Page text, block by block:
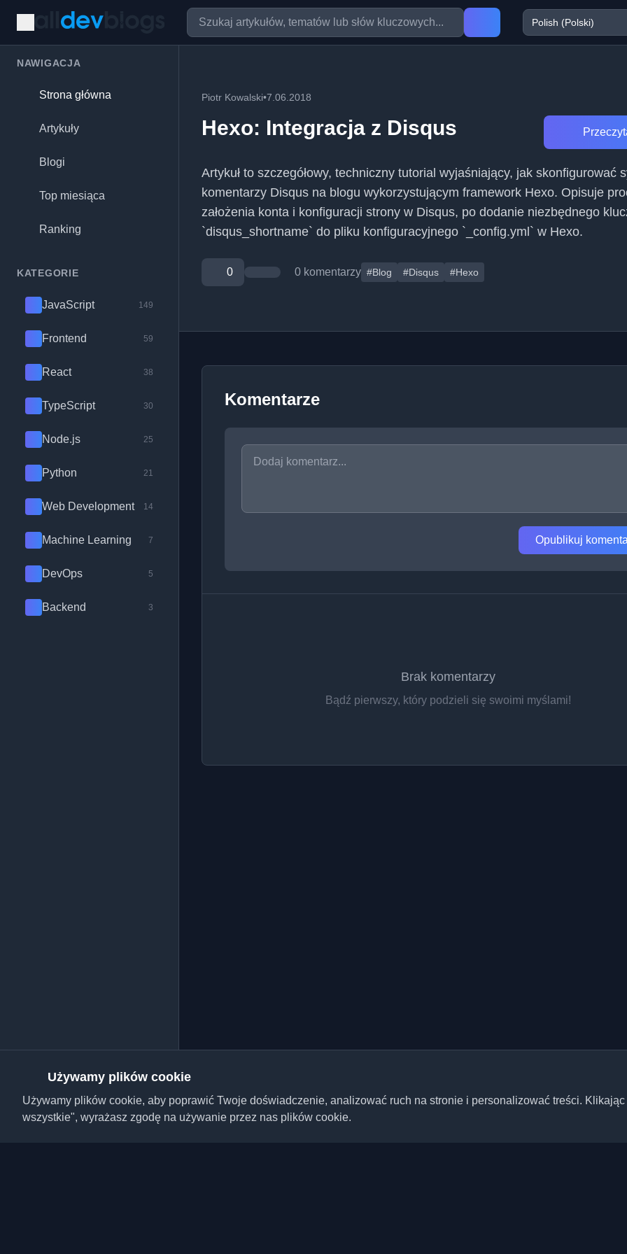
NAWIGACJA
Strona główna
Artykuły
Blogi
Top miesiąca
Ranking
KATEGORIE
JavaScript 149
Frontend 59
React 38
TypeScript 30
Node.js 25
Python 21
Web Development 14
Machine Learning 7
DevOps 5
Backend 3
Piotr Kowalski•7.06.2018
Hexo: Integracja z Disqus
Artykuł to szczegółowy, techniczny tutorial wyjaśniający, jak skonfigurować
komentarzy Disqus na blogu wykorzystującym framework Hexo. Opisuje
założenia konta i konfiguracji strony w Disqus, po dodanie niezbędnego
`disqus_shortname` do pliku konfiguracyjnego `_config.yml` w Hexo.
0 0 komentarzy #Blog #Disqus #Hexo
Komentarze
Opublikuj
Brak komentarzy
Bądź pierwszy, który podzieli się swoimi myślami!
Używamy plików cookie
Używamy plików cookie, aby poprawić Twoje doświadczenie, analizować ruch na stronie i personalizować treści.
wszystkie", wyrażasz zgodę na używanie przez nas plików cookie.